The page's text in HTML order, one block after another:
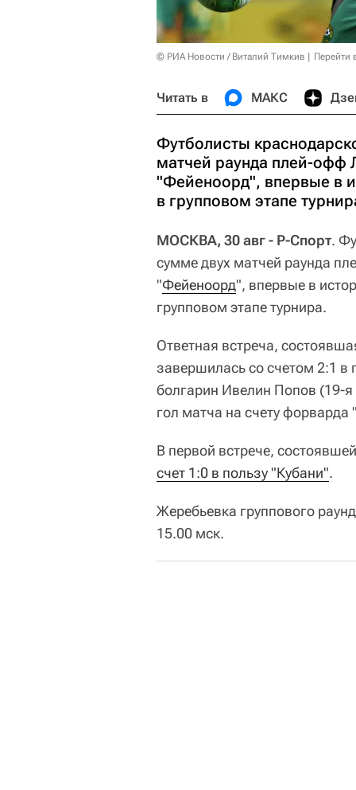
© РИА Новости / Виталий Тимкив Перейти
Читать в МАКС
Футболисты
матчей раунда плей-офф
"Фейеноорд", впервые в
в групповом этапе
МОСКВА, 30 авг - Р-Спорт.
сумме двух матчей раунда
"Фейеноорд", впервые в
групповом этапе турнира.
Ответная встреча,
завершилась со счетом 2:1 в
болгарин Ивелин Попов (19-
гол матча на счету
В первой встрече,
счет 1:0 в пользу "Кубани".
Жеребьевка группового
15.00 мск.